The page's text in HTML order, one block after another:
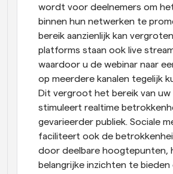
wordt voor deelnemers om
binnen hun netwerken te
bereik aanzienlijk kan
platforms staan ook live
waardoor u de webinar naar
op meerdere kanalen tegelijk
Dit vergroot het bereik van uw
stimuleert realtime
gevarieerder publiek. Sociale
faciliteert ook de
door deelbare hoogtepunten,
belangrijke inzichten te bieden